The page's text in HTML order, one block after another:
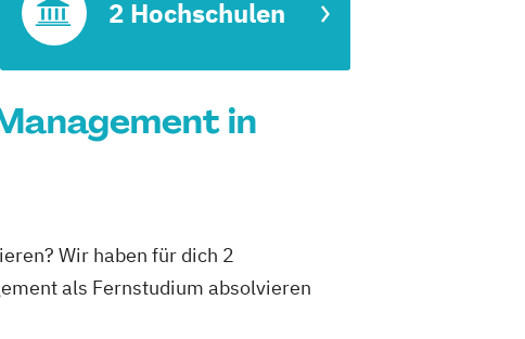
2 Hochschulen
in
Wir haben für dich 2
als Fernstudium absolvieren